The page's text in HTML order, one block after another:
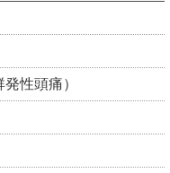
性頭痛）